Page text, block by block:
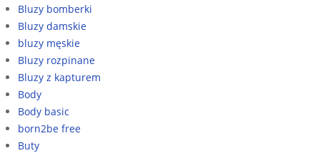
Bluzy bomberki
Bluzy damskie
bluzy męskie
Bluzy rozpinane
Bluzy z kapturem
Body
Body basic
born2be free
Buty